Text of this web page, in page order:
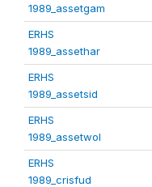
1989_assetgam
ERHS
1989_assethar
ERHS
1989_assetsid
ERHS
1989_assetwol
ERHS
1989_crisfud